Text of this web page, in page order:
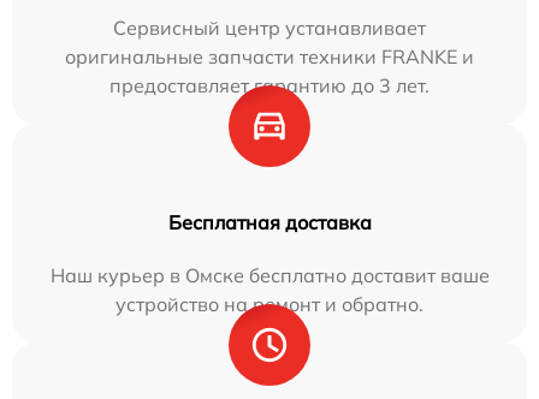
Сервисный центр устанавливает
оригинальные запчасти техники FRANKE и
предоставляет гарантию до 3 лет.
Бесплатная доставка
Наш курьер в Омске бесплатно доставит ваше
устройство на ремонт и обратно.